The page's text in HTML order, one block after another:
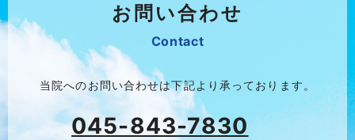
お問い合わせ
Contact
当院へのお問い合わせは下記より承っております。
045-843-7830